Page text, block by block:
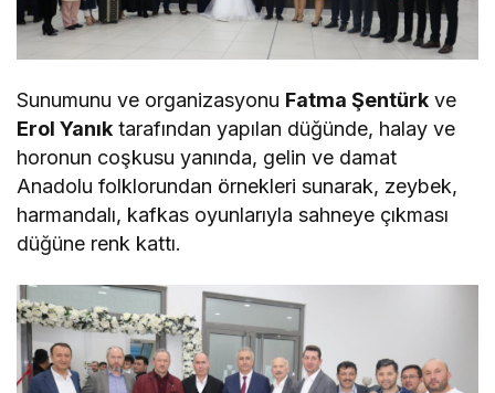
Sunumunu ve organizasyonu Fatma Şentürk ve
Erol Yanık tarafından yapılan düğünde, halay ve
horonun coşkusu yanında, gelin ve damat
Anadolu folklorundan örnekleri sunarak, zeybek,
harmandalı, kafkas oyunlarıyla sahneye çıkması
düğüne renk kattı.